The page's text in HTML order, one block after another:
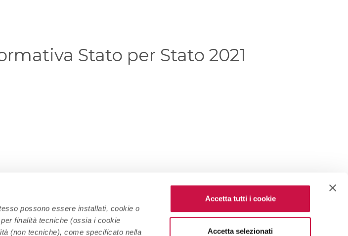
possono essere installati, cookie o
finalità tecniche (ossia i cookie
(non tecniche), come specificato nella
Accetta tutti i cookie
Accetta selezionati
Stato per Stato 2021